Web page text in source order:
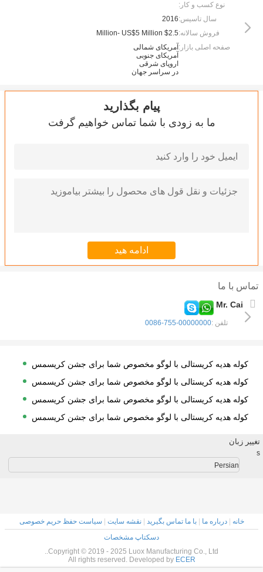
نوع کسب و کار:
سال تاسیس:2016
فروش سالانه:$2.5 Million- US$5 Million
صفحه اصلی بازار: آمریکای شمالی
آمریکای جنوبی
اروپای شرقی
در سراسر جهان
پیام بگذارید
ما به زودی با شما تماس خواهیم گرفت
تماس با ما
تلفن :0086-755-00000000
کوله هدیه کریستالی با لوگو مخصوص شما برای جشن کریسمس
کوله هدیه کریستالی با لوگو مخصوص شما برای جشن کریسمس
کوله هدیه کریستالی با لوگو مخصوص شما برای جشن کریسمس
کوله هدیه کریستالی با لوگو مخصوص شما برای جشن کریسمس
کوله هدیه کریستالی با لوگو مخصوص شما برای جشن کریسمس
کوله هدیه کریستالی با لوگو مخصوص شما برای جشن کریسمس
کوله هدیه کریستالی با لوگو مخصوص شما برای جشن کریسمس
کوله هدیه کریستالی با لوگو مخصوص شما برای جشن کریسمس
تغییر زبان
s
Persian
خانه |درباره ما |با ما تماس بگیرید |نقشه سایت | سیاست حفظ حریم خصوصی
دسکتاپ مشخصات
Copyright © 2019 - 2025 Luox Manufacturing Co., Ltd..
All rights reserved. Developed by ECER